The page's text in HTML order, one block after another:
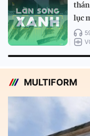
lục
MULTIFORM